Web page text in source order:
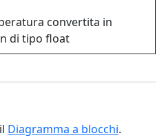
convertita in
di tipo float
Diagramma a blocchi.